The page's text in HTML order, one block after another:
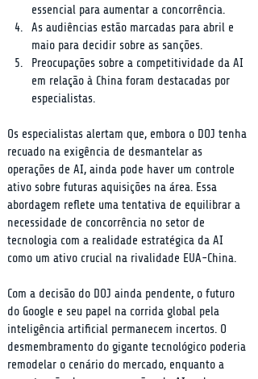
essencial para aumentar a concorrência.
As audiências estão marcadas para abril e
maio para decidir sobre as sanções.
Preocupações sobre a competitividade da AI
em relação à China foram destacadas por
especialistas.
Os especialistas alertam que, embora o DOJ tenha
recuado na exigência de desmantelar as
operações de AI, ainda pode haver um controle
ativo sobre futuras aquisições na área. Essa
abordagem reflete uma tentativa de equilibrar a
necessidade de concorrência no setor de
tecnologia com a realidade estratégica da AI
como um ativo crucial na rivalidade EUA-China.
Com a decisão do DOJ ainda pendente, o futuro
do Google e seu papel na corrida global pela
inteligência artificial permanecem incertos. O
desmembramento do gigante tecnológico poderia
remodelar o cenário do mercado, enquanto a